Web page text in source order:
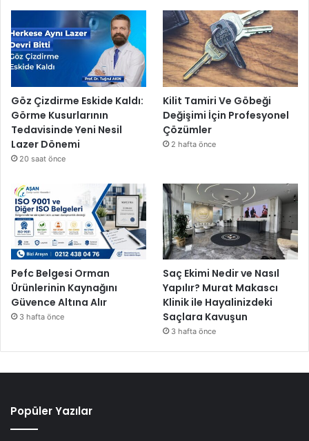
Göz Çizdirme Eskide Kaldı:
Görme Kusurlarının
Tedavisinde Yeni Nesil
Lazer Dönemi
20 saat önce
Kilit Tamiri Ve Göbeği
Değişimi İçin Profesyonel
Çözümler
2 hafta önce
Pefc Belgesi Orman
Ürünlerinin Kaynağını
Güvence Altına Alır
3 hafta önce
Saç Ekimi Nedir ve Nasıl
Yapılır? Murat Makascı
Klinik ile Hayalinizdeki
Saçlara Kavuşun
3 hafta önce
Popüler Yazılar